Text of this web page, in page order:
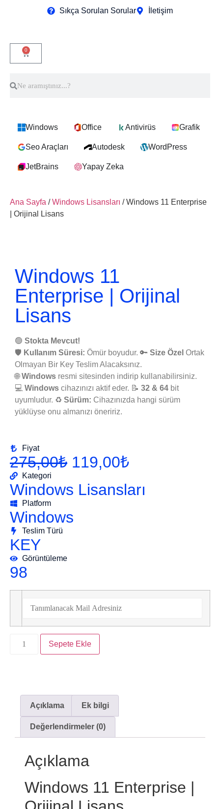
Sıkça Sorulan Sorular İletişim
0
Windows Office Antivirüs Grafik
Seo Araçları Autodesk WordPress
JetBrains Yapay Zeka
Ana Sayfa /Windows Lisansları / Windows 11 Enterprise
| Orijinal Lisans
Windows 11
Enterprise | Orijinal
Lisans
🟢 Stokta Mevcut!
🛡️ Kullanım Süresi: Ömür boyudur. 🔑 Size Özel Ortak
Olmayan Bir Key Teslim Alacaksınız.
🌐Windows resmi sitesinden indirip kullanabilirsiniz.
💻 Windows cihazınızı aktif eder. 📝 32 & 64 bit
uyumludur. ♻️ Sürüm: Cihazınızda hangi sürüm
yüklüyse onu almanızı öneririz.
Fiyat
275,00₺ 119,00₺
Kategori
Windows Lisansları
Platform
Windows
Teslim Türü
KEY
Görüntüleme
98
Sepete Ekle
Açıklama Ek bilgi
Değerlendirmeler (0)
Açıklama
Windows 11 Enterprise |